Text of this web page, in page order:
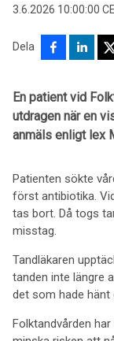
3.6.2026 10:00:00
Dela
En patient vid
utdragen när en
anmäls enligt lex
Patienten sökte
först antibiotika.
tas bort. Då togs
misstag.
Tandläkaren
tanden inte längre
det som hade
Folktandvården